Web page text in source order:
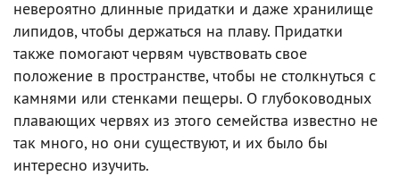
невероятно длинные придатки и даже хранилище
липидов, чтобы держаться на плаву. Придатки
также помогают червям чувствовать свое
положение в пространстве, чтобы не столкнуться с
камнями или стенками пещеры. О глубоководных
плавающих червях из этого семейства известно не
так много, но они существуют, и их было бы
интересно изучить.